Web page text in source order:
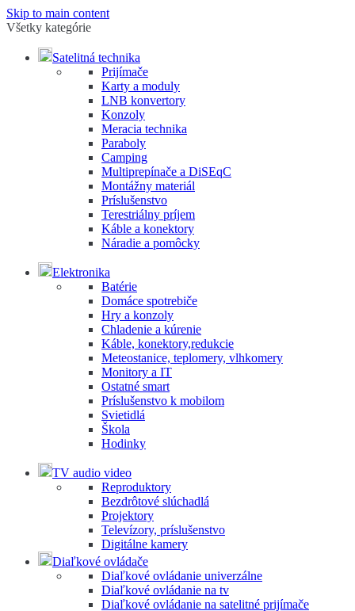
Skip to main content
Všetky kategórie
Satelitná technika
Prijímače
Karty a moduly
LNB konvertory
Konzoly
Meracia technika
Paraboly
Camping
Multiprepínače a DiSEqC
Montážny materiál
Príslušenstvo
Terestriálny príjem
Káble a konektory
Náradie a pomôcky
Elektronika
Batérie
Domáce spotrebiče
Hry a konzoly
Chladenie a kúrenie
Káble, konektory,redukcie
Meteostanice, teplomery, vlhkomery
Monitory a IT
Ostatné smart
Príslušenstvo k mobilom
Svietidlá
Škola
Hodinky
TV audio video
Reproduktory
Bezdrôtové slúchadlá
Projektory
Televízory, príslušenstvo
Digitálne kamery
Diaľkové ovládače
Diaľkové ovládanie univerzálne
Diaľkové ovládanie na tv
Diaľkové ovládanie na satelitné prijímače